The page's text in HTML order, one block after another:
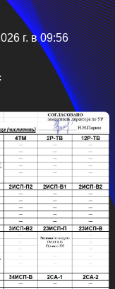
г. в 09:56